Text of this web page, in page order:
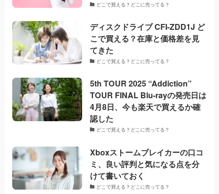
どこで買える？どこに売ってる？
ディスクドライブ CFI-ZDD1J ど
こで買える？在庫と価格差を見
てきた
どこで買える？どこに売ってる？
5th TOUR 2025 “Addiction”
TOUR FINAL Blu-rayの発売日は
4月8日、今も楽天で買えるか確
認した
どこで買える？どこに売ってる？
Xboxストームブレイカーの口コ
ミ、良い評判と気になる点を分
けて書いておく
どこで買える？どこに売ってる？